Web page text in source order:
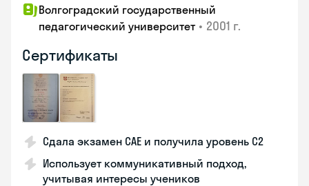
Волгоградский государственный
педагогический университет • 2001 г.
Сертификаты
Сдала экзамен CAE и получила уровень С2
Использует коммуникативный подход,
учитывая интересы учеников